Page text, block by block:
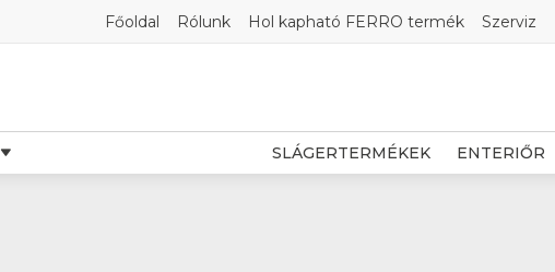
Főoldal Rólunk Hol kapható FERRO termék Szerviz
SLÁGERTERMÉKEK ENTERIŐR